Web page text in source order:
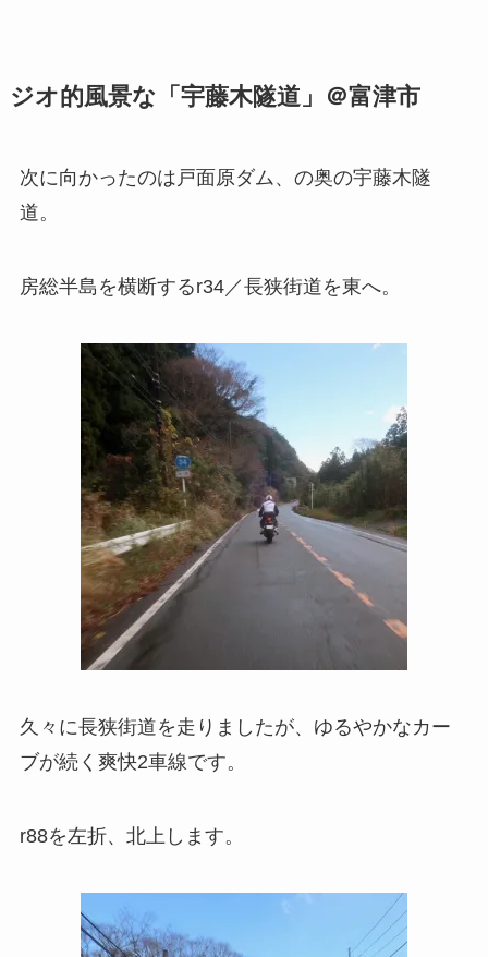
ジオ的風景な「宇藤木隧道」＠富津市
次に向かったのは戸面原ダム、の奥の宇藤木隧
道。
房総半島を横断するr34／長狭街道を東へ。
久々に長狭街道を走りましたが、ゆるやかなカー
ブが続く爽快2車線です。
r88を左折、北上します。